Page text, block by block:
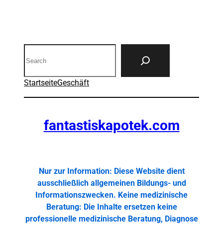
StartseiteGeschäft
fantastiskapotek.com
Nur zur Information: Diese Website dient
ausschließlich allgemeinen Bildungs- und
Informationszwecken. Keine medizinische
Beratung: Die Inhalte ersetzen keine
professionelle medizinische Beratung, Diagnose